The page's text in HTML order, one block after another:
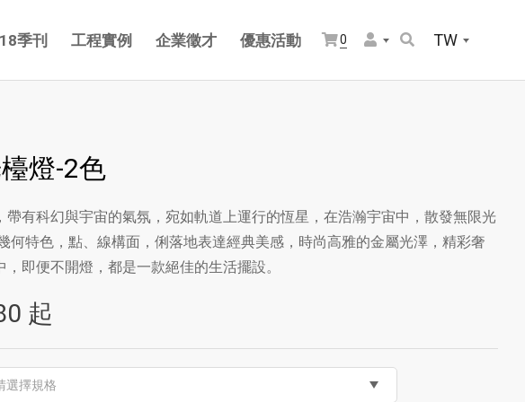
18季刊 工程實例 企業徵才 優惠活動 0 TW
燈-2色
帶有科幻與宇宙的氣氛，宛如軌道上運行的恆星，在浩瀚宇宙中，散發無限光
何特色，點、線構面，俐落地表達經典美感，時尚高雅的金屬光澤，精彩奢
，即便不開燈，都是一款絕佳的生活擺設。
起
選擇規格